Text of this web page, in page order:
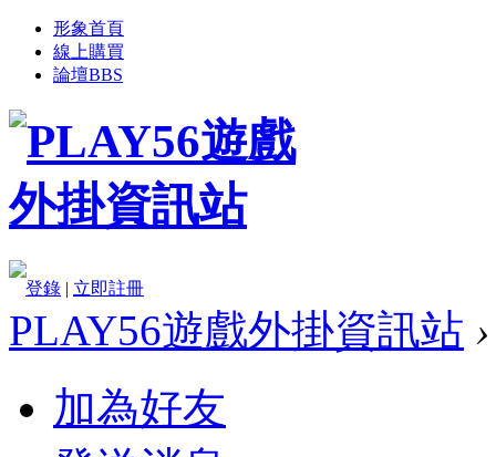
形象首頁
線上購買
論壇BBS
登錄 | 立即註冊
PLAY56遊戲外掛資訊站 ›
加為好友